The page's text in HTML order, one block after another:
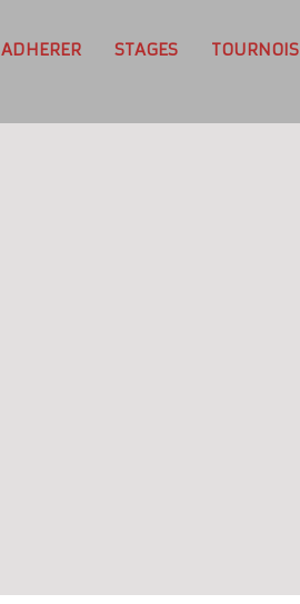
ADHERER STAGES TOURNOIS